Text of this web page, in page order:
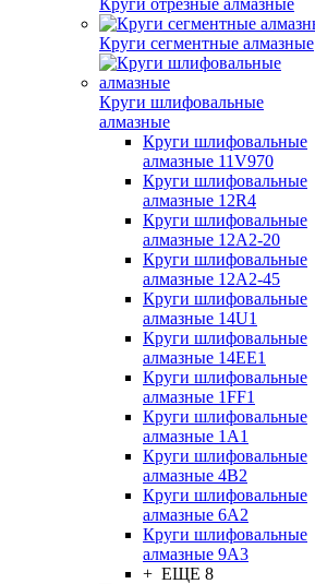
Круги отрезные алмазные
Круги сегментные алмазные
Круги шлифовальные
алмазные
Круги шлифовальные
алмазные 11V970
Круги шлифовальные
алмазные 12R4
Круги шлифовальные
алмазные 12А2-20
Круги шлифовальные
алмазные 12А2-45
Круги шлифовальные
алмазные 14U1
Круги шлифовальные
алмазные 14ЕЕ1
Круги шлифовальные
алмазные 1FF1
Круги шлифовальные
алмазные 1А1
Круги шлифовальные
алмазные 4В2
Круги шлифовальные
алмазные 6A2
Круги шлифовальные
алмазные 9А3
+ ЕЩЕ 8